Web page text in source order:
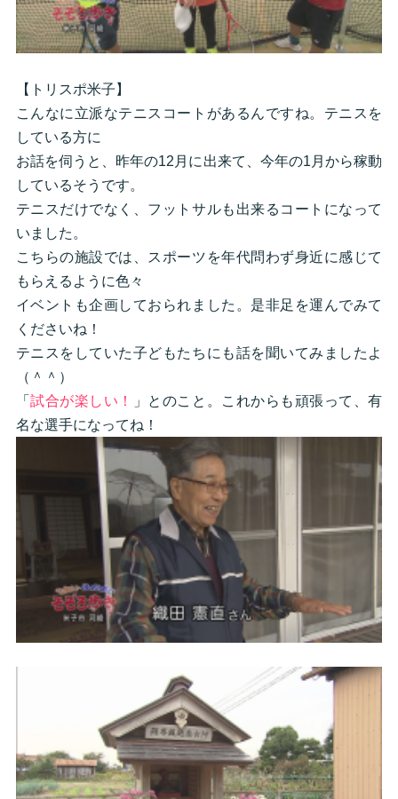
【トリスポ米子】
こんなに立派なテニスコートがあるんですね。テニスを
している方に
お話を伺うと、昨年の12月に出来て、今年の1月から稼動
しているそうです。
テニスだけでなく、フットサルも出来るコートになって
いました。
こちらの施設では、スポーツを年代問わず身近に感じて
もらえるように色々
イベントも企画しておられました。是非足を運んでみて
くださいね！
テニスをしていた子どもたちにも話を聞いてみましたよ
（＾＾）
「試合が楽しい！
」とのこと。これからも頑張って、有
名な選手になってね！